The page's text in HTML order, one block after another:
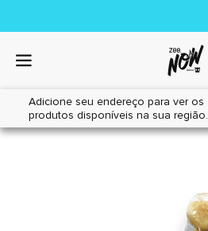
Adicione seu endereço para ver os
produtos disponíveis na sua região.
Home|Cães|Petiscos